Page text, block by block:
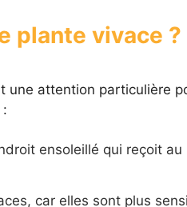
plante vivace ?
attention particulière
ensoleillé qui reçoit au
car elles sont plus